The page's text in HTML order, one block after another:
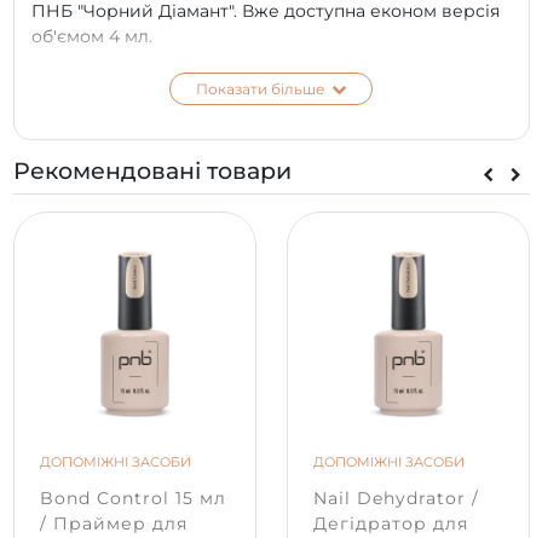
ПНБ "Чорний Діамант". Вже доступна економ версія
об'ємом 4 мл.
Він незвичайний і дуже красивий. Незрівнянне
поєднання чорного, блакитного тону та
Він створений для професіоналів, з ним легко
працювати навіть новачкові. Інноваційний гель-лак
має густу емалеву консистенцію, відмінну щільність
пігментів та гліттера. Покриття у 2 тонких шари.
Рекомендуємо використовувати базу та топ PNB, це
забезпечить високу стійкість манікюру.
Колір на екрані телефону чи моніторі може
відрізнятися від справжнього відтінку в залежності
від типу матриці та її калібрування на вашому
Показати більше
Рекомендовані товари
ДОПОМІЖНІ ЗАСОБИ
Bond Control 15 мл
/ Праймер для
ДОПОМІЖНІ ЗАСОБИ
Nail Dehydrator /
Дегідратор для